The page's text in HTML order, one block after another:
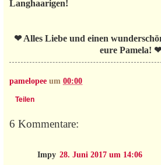
Langhaarigen!
❤ Alles Liebe und einen
eure Pamela! ❤
pamelopee um 00:00
Teilen
6 Kommentare:
Impy 28. Juni 2017 um 14:06